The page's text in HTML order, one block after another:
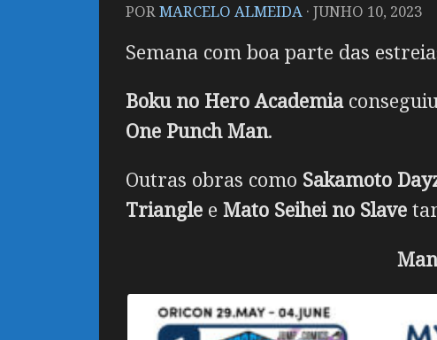
PORMARCELO ALMEIDA · JUNHO 10, 2023
Semana com boa parte das
Boku no Hero Academia
One Punch Man.
Outras obras como Sakamoto
Triangle e Mato Seihei no Slave